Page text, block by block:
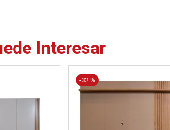
Interesar
-32 %